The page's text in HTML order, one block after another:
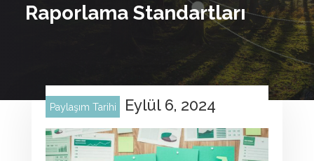
Raporlama Standartları
Paylaşım Tarihi Eylül 6, 2024